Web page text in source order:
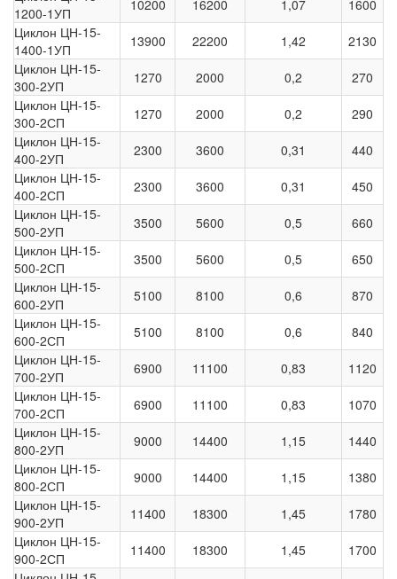
1200-1УП
10200 16200 1,07
1600
Циклон ЦН-15-
1400-1УП
13900 22200 1,42
2130
Циклон ЦН-15-
300-2УП
1270 2000 0,2
270
Циклон ЦН-15-
300-2СП
1270 2000 0,2
290
Циклон ЦН-15-
400-2УП
2300 3600 0,31
440
Циклон ЦН-15-
400-2СП
2300 3600 0,31
450
Циклон ЦН-15-
500-2УП
3500 5600 0,5
660
Циклон ЦН-15-
500-2СП
3500 5600 0,5
650
Циклон ЦН-15-
600-2УП
5100 8100 0,6
870
Циклон ЦН-15-
600-2СП
5100 8100 0,6
840
Циклон ЦН-15-
700-2УП
6900 11100 0,83
1120
Циклон ЦН-15-
700-2СП
6900 11100 0,83
1070
Циклон ЦН-15-
800-2УП
9000 14400 1,15
1440
Циклон ЦН-15-
800-2СП
9000 14400 1,15
1380
Циклон ЦН-15-
900-2УП
11400 18300 1,45
1780
Циклон ЦН-15-
900-2СП
11400 18300 1,45
1700